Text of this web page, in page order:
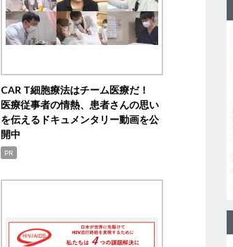
CAR T細胞療法はチーム医療だ！
医療従事者の情熱、患者さんの思い
を伝えるドキュメンタリー動画を公
開中
PR